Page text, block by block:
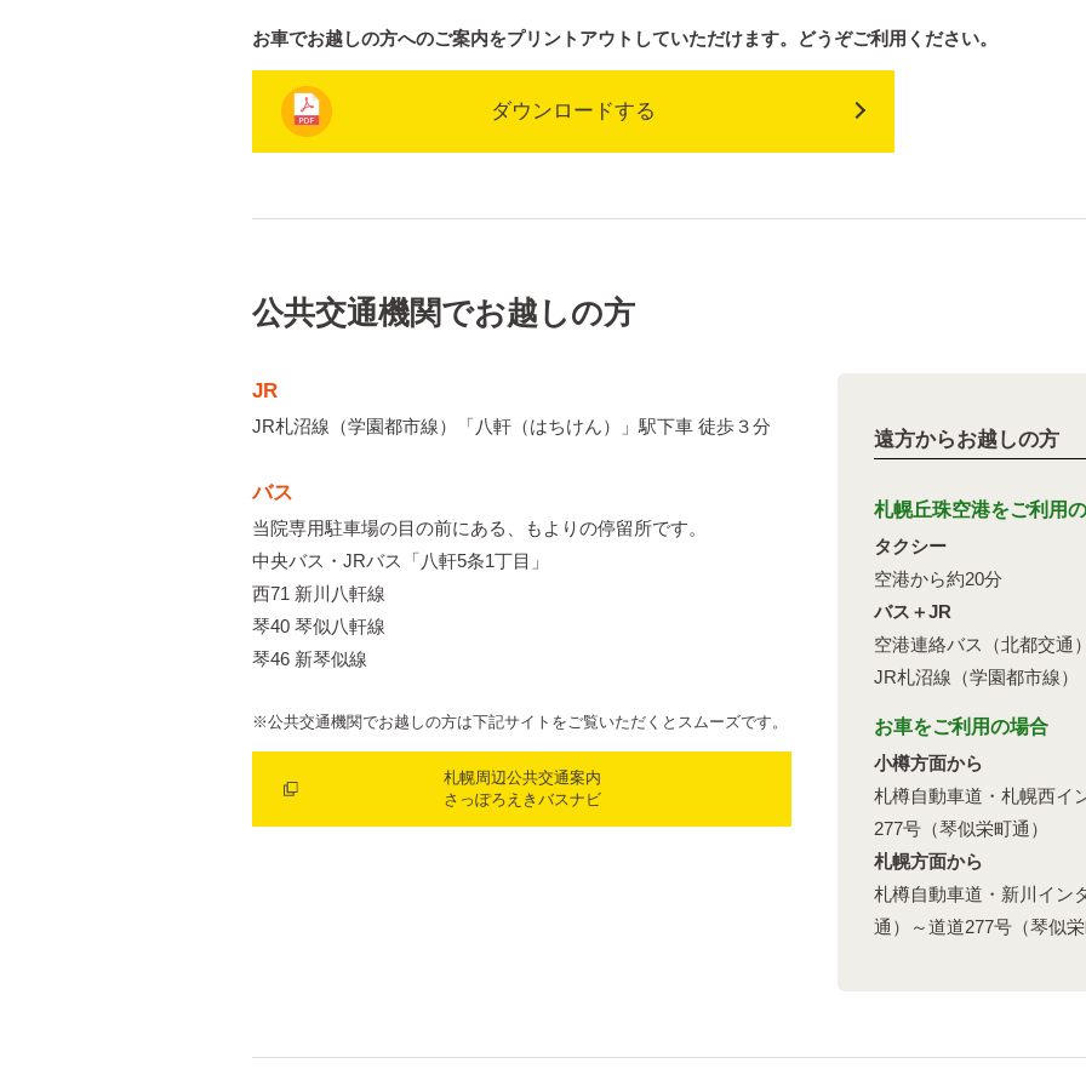
お車でお越しの方へのご案内をプリントアウトしていただけます。どうぞご利用ください。
ダウンロードする
公共交通機関でお越しの方
JR
JR札沼線（学園都市線）「八軒（はちけん）」駅下車 徒歩３分
バス
当院専用駐車場の目の前にある、もよりの停留所です。
中央バス・JRバス「八軒5条1丁目」
西71 新川八軒線
琴40 琴似八軒線
琴46 新琴似線
※公共交通機関でお越しの方は下記サイトをご覧いただくとスムーズです。
札幌周辺公共交通案内
さっぽろえきバスナビ
遠方からお越しの方
札幌丘珠空港をご利用
タクシー
空港から約20分
バス＋JR
空港連絡バス（北都交通
JR札沼線（学園都市線）
お車をご利用の場合
小樽方面から
札樽自動車道・札幌西イ
277号（琴似栄町通）
札幌方面から
札樽自動車道・新川イン
通）～道道277号（琴似